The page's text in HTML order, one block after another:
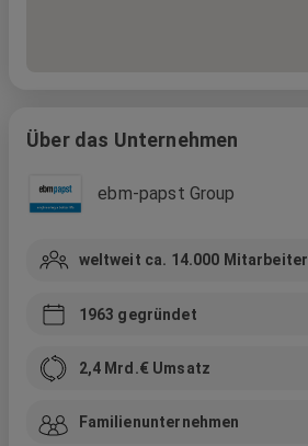
Über das Unternehmen
ebm-papst Group
weltweit ca. 14.000 Mitarbeiter
1963 gegründet
2,4 Mrd.€ Umsatz
Familienunternehmen